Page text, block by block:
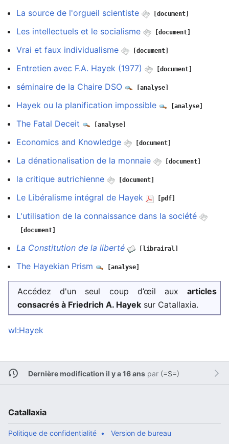
La source de l'orgueil scientiste [document]
Les intellectuels et le socialisme [document]
Vrai et faux individualisme [document]
Entretien avec F.A. Hayek (1977) [document]
séminaire de la Chaire DSO [analyse]
Hayek ou la planification impossible [analyse]
The Fatal Deceit [analyse]
Economics and Knowledge [document]
La dénationalisation de la monnaie [document]
la critique autrichienne [document]
Le Libéralisme intégral de Hayek [pdf]
L'utilisation de la connaissance dans la société
[document]
La Constitution de la liberté [librairal]
The Hayekian Prism [analyse]
Accédez d'un seul coup d’œil aux articles
consacrés à Friedrich A. Hayek sur Catallaxia.
wl:Hayek
Dernière modification il y a 16 anspar (=S=)
Catallaxia
Politique de confidentialité Version de bureau